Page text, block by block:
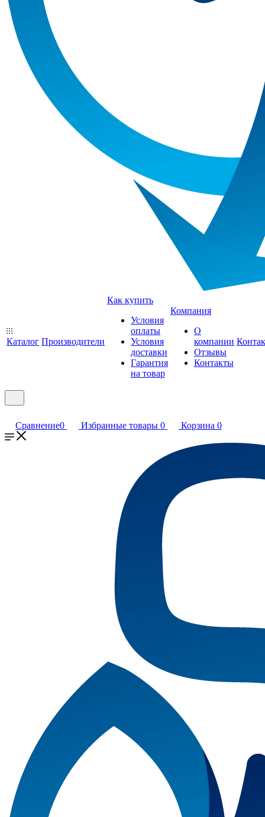
Каталог Производители
Как купить
Условия
оплаты
Условия
доставки
Гарантия
на товар
Компания
О
компании
Отзывы
Контакты
Сравнение0 Избранные товары 0 Корзина 0